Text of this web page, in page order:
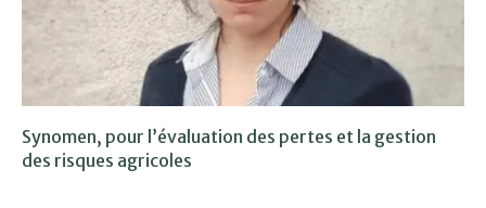
Synomen, pour l’évaluation des pertes et la gestion
des risques agricoles